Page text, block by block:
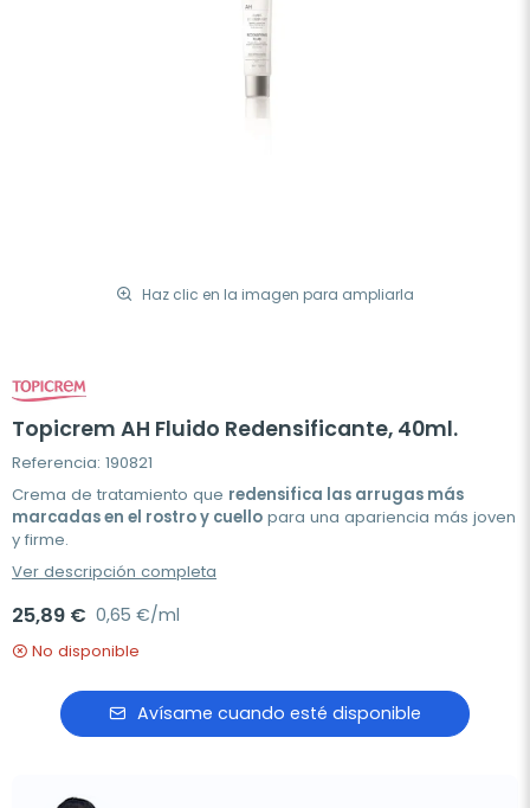
Haz clic en la imagen para ampliarla
Topicrem AH Fluido Redensificante, 40ml.
Referencia: 190821
Crema de tratamiento que redensifica las arrugas más
marcadas en el rostro y cuello para una apariencia más joven
y firme.
Ver descripción completa
25,89 € 0,65 €/ml
No disponible
Avísame cuando esté disponible